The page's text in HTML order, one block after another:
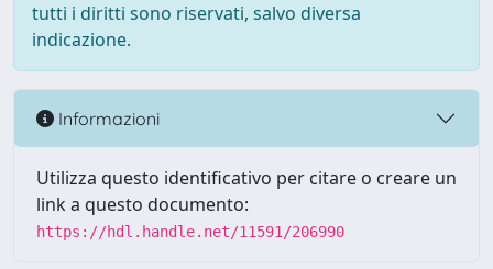
tutti i diritti sono riservati, salvo diversa
indicazione.
Informazioni
Utilizza questo identificativo per citare o creare un
link a questo documento:
https://hdl.handle.net/11591/206990